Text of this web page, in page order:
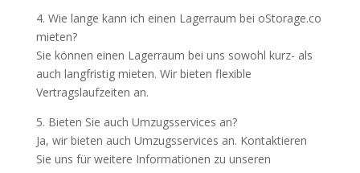
4. Wie lange kann ich einen Lagerraum bei oStorage.co
mieten?
Sie können einen Lagerraum bei uns sowohl kurz- als
auch langfristig mieten. Wir bieten flexible
Vertragslaufzeiten an.
5. Bieten Sie auch Umzugsservices an?
Ja, wir bieten auch Umzugsservices an. Kontaktieren
Sie uns für weitere Informationen zu unseren